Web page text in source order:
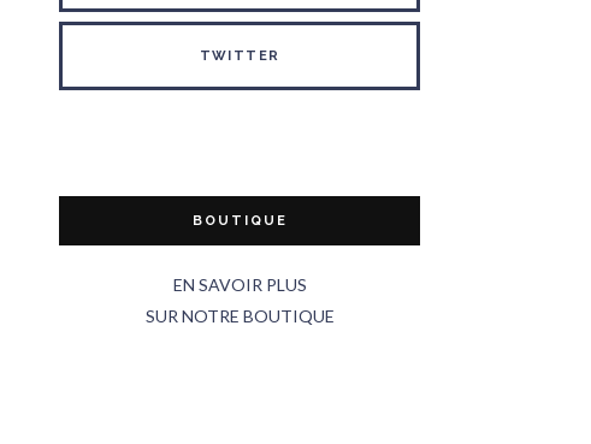
TWITTER
BOUTIQUE
EN SAVOIR PLUS
SUR NOTRE BOUTIQUE